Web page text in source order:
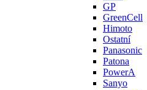
GP
GreenCell
Himoto
Ostatní
Panasonic
Patona
PowerA
Sanyo